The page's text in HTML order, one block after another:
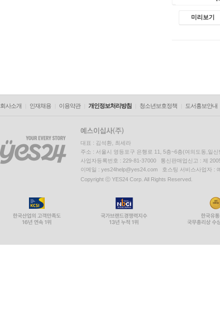
미리보기
회사소개 인재채용 이용약관 개인정보처리방침 청소년보호정책 도서홍보안내
대표 : 김석환, 최세라
주소 : 서울시 영등포구 은행로 11, 5층~6층(여의도동,일신
사업자등록번호 : 229-81-37000 통신판매업신고 : 제
이메일 : yes24help@yes24.com 호스팅 서비스사업자 :
Copyright ⓒ YES24 Corp. All Rights Reserved.